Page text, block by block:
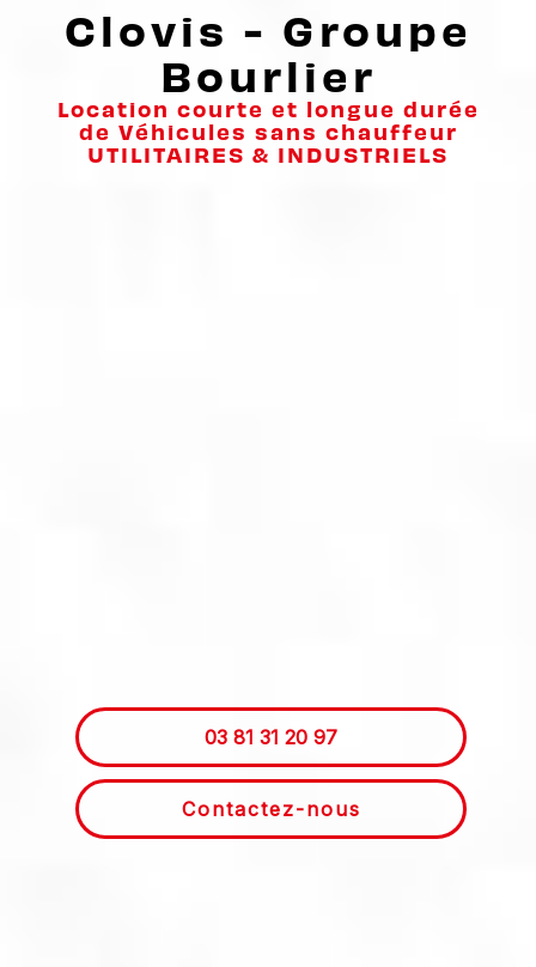
Clovis - Groupe
Bourlier
Location courte et longue durée
de Véhicules sans chauffeur
UTILITAIRES & INDUSTRIELS
03 81 31 20 97
Contactez-nous